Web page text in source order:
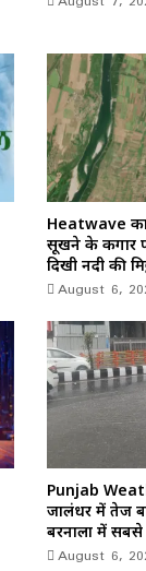
Heatwave का
सूखने के कगार
दिखी नदी की
August 6,
Punjab
जालंधर में तेज
बरनाला में सबसे
August 6,